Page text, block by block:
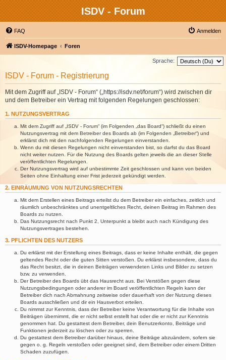
ISDV - Forum
FAQ Anmelden
ISDV-Homepage Foren
Sprache:
ISDV - Forum - Registrierung
Mit dem Zugriff auf „ISDV - Forum“ („https://isdv.net/forum“) wird zwischen dir
und dem Betreiber ein Vertrag mit folgenden Regelungen geschlossen:
1. NUTZUNGSVERTRAG
Mit dem Zugriff auf „ISDV - Forum“ (im Folgenden „das Board“) schließt du einen
Nutzungsvertrag mit dem Betreiber des Boards ab (im Folgenden „Betreiber“) und
erklärst dich mit den nachfolgenden Regelungen einverstanden.
Wenn du mit diesen Regelungen nicht einverstanden bist, so darfst du das Board
nicht weiter nutzen. Für die Nutzung des Boards gelten jeweils die an dieser Stelle
veröffentlichten Regelungen.
Der Nutzungsvertrag wird auf unbestimmte Zeit geschlossen und kann von beiden
Seiten ohne Einhaltung einer Frist jederzeit gekündigt werden.
2. EINRÄUMUNG VON NUTZUNGSRECHTEN
Mit dem Erstellen eines Beitrags erteilst du dem Betreiber ein einfaches, zeitlich und
räumlich unbeschränktes und unentgeltliches Recht, deinen Beitrag im Rahmen des
Boards zu nutzen.
Das Nutzungsrecht nach Punkt 2, Unterpunkt a bleibt auch nach Kündigung des
Nutzungsvertrages bestehen.
3. PFLICHTEN DES NUTZERS
Du erklärst mit der Erstellung eines Beitrags, dass er keine Inhalte enthält, die gegen
geltendes Recht oder die guten Sitten verstoßen. Du erklärst insbesondere, dass du
das Recht besitzt, die in deinen Beiträgen verwendeten Links und Bilder zu setzen
bzw. zu verwenden.
Der Betreiber des Boards übt das Hausrecht aus. Bei Verstößen gegen diese
Nutzungsbedingungen oder anderer im Board veröffentlichten Regeln kann der
Betreiber dich nach Abmahnung zeitweise oder dauerhaft von der Nutzung dieses
Boards ausschließen und dir ein Hausverbot erteilen.
Du nimmst zur Kenntnis, dass der Betreiber keine Verantwortung für die Inhalte von
Beiträgen übernimmt, die er nicht selbst erstellt hat oder die er nicht zur Kenntnis
genommen hat. Du gestattest dem Betreiber, dein Benutzerkonto, Beiträge und
Funktionen jederzeit zu löschen oder zu sperren.
Du gestattest dem Betreiber darüber hinaus, deine Beiträge abzuändern, sofern sie
gegen o. g. Regeln verstoßen oder geeignet sind, dem Betreiber oder einem Dritten
Schaden zuzufügen.